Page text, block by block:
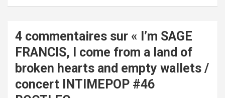
4 commentaires sur « I’m SAGE
FRANCIS, I come from a land of
broken hearts and empty wallets /
concert INTIMEPOP #46